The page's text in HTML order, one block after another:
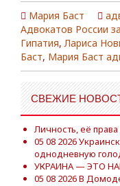
Мария Баст
Адвокатов России
Гипатия,Лариса
Баст, Мария Баст
СВЕЖИЕ
Личность, её
05 08 2026
однодневную
УКРАИНА — ЭТО
05 08 2026 В